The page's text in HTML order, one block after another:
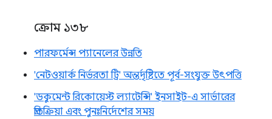
ক্রোম ১৩৮
পারফর্মেন্স প্যানেলের উন্নতি
'নেটওয়ার্ক নির্ভরতা ট্রি' অন্তর্দৃষ্টিতে পূর্ব-সংযুক্ত উৎপত্তি
'ডকুমেন্ট রিকোয়েস্ট ল্যাটেন্সি' ইনসাইট-এ সার্ভারের
প্রতিক্রিয়া এবং পুনঃনির্দেশের সময়